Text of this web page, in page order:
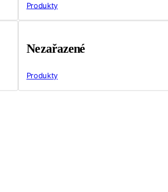
Produkty
Nezařazené
Produkty